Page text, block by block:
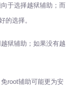
于选择越狱辅助；而
的选择。
狱辅助；如果没有越
root辅助可能更为安